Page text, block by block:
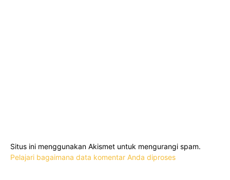
Situs ini menggunakan Akismet untuk mengurangi spam.
Pelajari bagaimana data komentar Anda diproses